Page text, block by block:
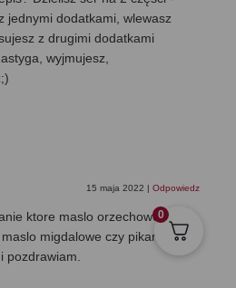
jednymi dodatkami, wlewasz
z drugimi dodatkami
wyjmujesz,
15 maja 2022 | Odpowiedz
ktore maslo orzechowe dalas
migdalowe czy pikantne.
pozdrawiam.
0